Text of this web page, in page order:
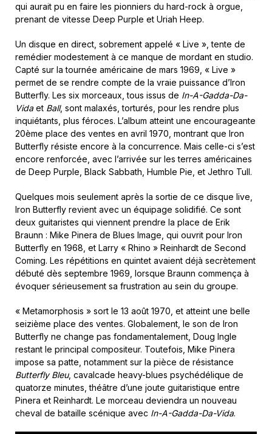
qui aurait pu en faire les pionniers du hard-rock à orgue,
prenant de vitesse Deep Purple et Uriah Heep.
Un disque en direct, sobrement appelé « Live », tente de
remédier modestement à ce manque de mordant en studio.
Capté sur la tournée américaine de mars 1969, « Live »
permet de se rendre compte de la vraie puissance d’Iron
Butterfly. Les six morceaux, tous issus de In-A-Gadda-Da-
Vidaet Ball, sont malaxés, torturés, pour les rendre plus
inquiétants, plus féroces. L’album atteint une encourageante
20ème place des ventes en avril 1970, montrant que Iron
Butterfly résiste encore à la concurrence. Mais celle-ci s’est
encore renforcée, avec l’arrivée sur les terres américaines
de Deep Purple, Black Sabbath, Humble Pie, et Jethro Tull.
Quelques mois seulement après la sortie de ce disque live,
Iron Butterfly revient avec un équipage solidifié. Ce sont
deux guitaristes qui viennent prendre la place de Erik
Braunn : Mike Pinera de Blues Image, qui ouvrit pour Iron
Butterfly en 1968, et Larry « Rhino » Reinhardt de Second
Coming. Les répétitions en quintet avaient déjà secrètement
débuté dès septembre 1969, lorsque Braunn commença à
évoquer sérieusement sa frustration au sein du groupe.
« Metamorphosis » sort le 13 août 1970, et atteint une belle
seizième place des ventes. Globalement, le son de Iron
Butterfly ne change pas fondamentalement, Doug Ingle
restant le principal compositeur. Toutefois, Mike Pinera
impose sa patte, notamment sur la pièce de résistance
Butterfly Bleu, cavalcade heavy-blues psychédélique de
quatorze minutes, théâtre d’une joute guitaristique entre
Pinera et Reinhardt. Le morceau deviendra un nouveau
cheval de bataille scénique avec In-A-Gadda-Da-Vida.